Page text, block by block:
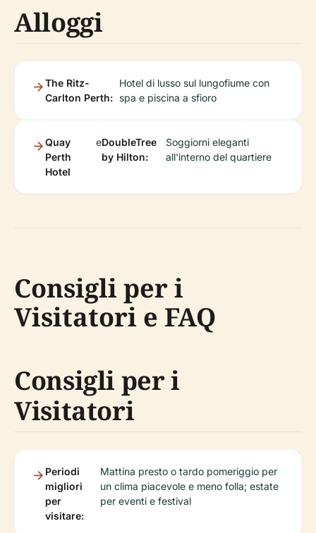
Alloggi
The Ritz-
Carlton Perth:
Hotel di lusso sul lungofiume con
spa e piscina a sfioro
Quay
Perth
Hotel
eDoubleTree
by Hilton:
Soggiorni eleganti
all'interno del quartiere
Consigli per i
Visitatori e FAQ
Consigli per i
Visitatori
Periodi
migliori
per
visitare:
Mattina presto o tardo pomeriggio per
un clima piacevole e meno folla; estate
per eventi e festival